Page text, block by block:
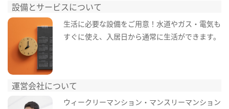
設備とサービスについて
生活に必要な設備をご用意！水道やガス・電気も
すぐに使え、入居日から通常に生活ができます。
運営会社について
ウィークリーマンション・マンスリーマンション